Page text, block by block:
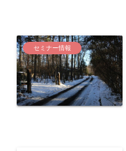
セミナー情報